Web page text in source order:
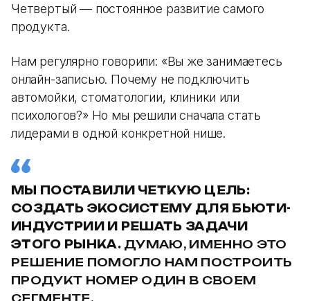
Четвертый — постоянное развитие самого
продукта.
Нам регулярно говорили: «Вы же занимаетесь
онлайн-записью. Почему не подключить
автомойки, стоматологии, клиники или
психологов?» Но мы решили сначала стать
лидерами в одной конкретной нише.
МЫ ПОСТАВИЛИ ЧЕТКУЮ ЦЕЛЬ:
СОЗДАТЬ ЭКОСИСТЕМУ ДЛЯ БЬЮТИ-
ИНДУСТРИИ И РЕШАТЬ ЗАДАЧИ
ЭТОГО РЫНКА. ДУМАЮ, ИМЕННО ЭТО
РЕШЕНИЕ ПОМОГЛО НАМ ПОСТРОИТЬ
ПРОДУКТ НОМЕР ОДИН В СВОЕМ
СЕГМЕНТЕ.